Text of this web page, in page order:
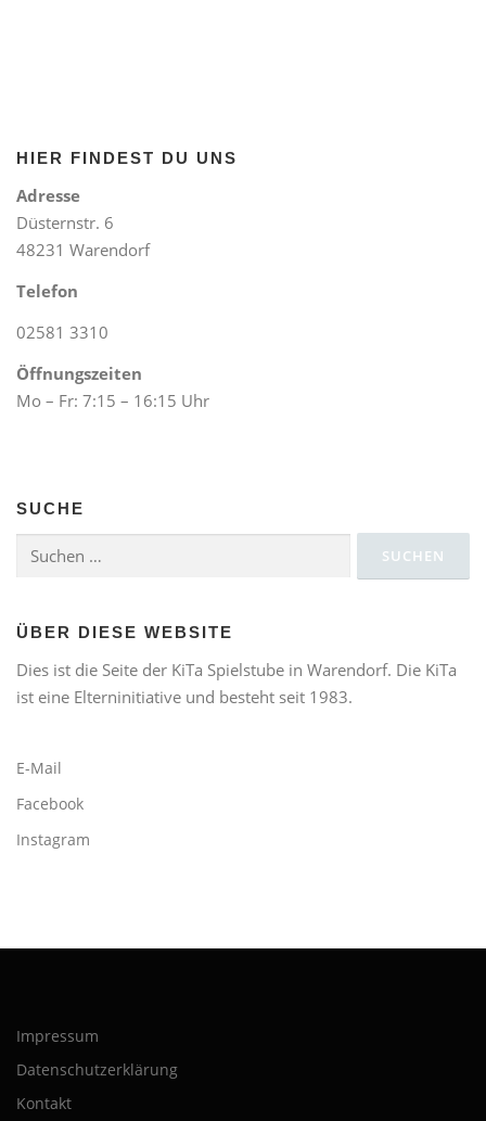
HIER FINDEST DU UNS
Adresse
Düsternstr. 6
48231 Warendorf
Telefon
02581 3310
Öffnungszeiten
Mo – Fr: 7:15 – 16:15 Uhr
SUCHE
Suchen
ÜBER DIESE WEBSITE
Dies ist die Seite der KiTa Spielstube in Warendorf. Die KiTa
ist eine Elterninitiative und besteht seit 1983.
E-Mail
Facebook
Instagram
Impressum
Datenschutzerklärung
Kontakt